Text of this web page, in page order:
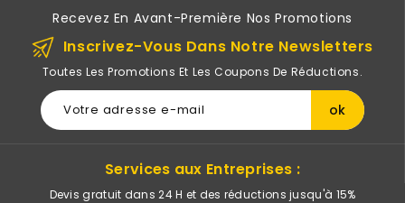
Recevez En Avant-Première Nos Promotions
Inscrivez-Vous Dans Notre Newsletters
Toutes Les Promotions Et Les Coupons De Réductions.
Services aux Entreprises :
Devis gratuit dans 24 H et des réductions jusqu'à 15%